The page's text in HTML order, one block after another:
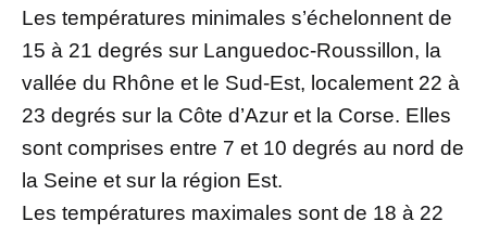
Les températures minimales s’échelonnent de
15 à 21 degrés sur Languedoc-Roussillon, la
vallée du Rhône et le Sud-Est, localement 22 à
23 degrés sur la Côte d’Azur et la Corse. Elles
sont comprises entre 7 et 10 degrés au nord de
la Seine et sur la région Est.
Les températures maximales sont de 18 à 22